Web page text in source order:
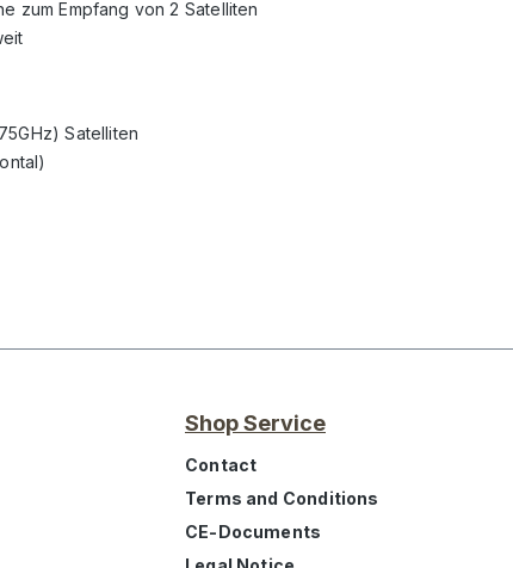
zum Empfang von 2 Satelliten
Satelliten
Shop Service
Contact
Terms and Conditions
CE-Documents